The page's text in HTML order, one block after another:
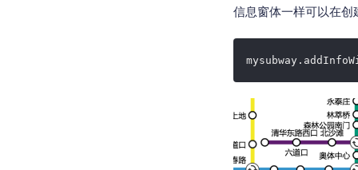
信息窗体一样可以在